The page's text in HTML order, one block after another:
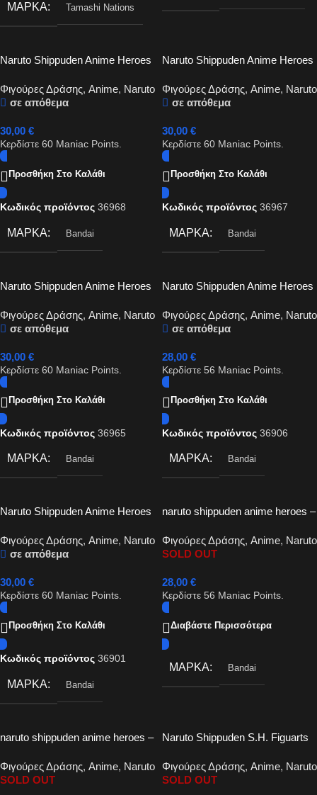
ΜΆΡΚΑ Tamashi Nations
Naruto Shippuden Anime Heroes
Φιγούρες Δράσης, Anime, Naruto
σε απόθεμα
30,00 €
Κερδίστε 60 Maniac Points.
Προσθήκη Στο Καλάθι
Κωδικός προϊόντος 36968
ΜΆΡΚΑ Bandai
Naruto Shippuden Anime Heroes
Figure
Φιγούρες Δράσης, Anime, Naruto
σε απόθεμα
30,00 €
Κερδίστε 60 Maniac Points.
Προσθήκη Στο Καλάθι
Κωδικός προϊόντος 36967
ΜΆΡΚΑ Bandai
Naruto Shippuden Anime Heroes
Φιγούρες Δράσης, Anime, Naruto
σε απόθεμα
30,00 €
Κερδίστε 60 Maniac Points.
Προσθήκη Στο Καλάθι
Κωδικός προϊόντος 36965
ΜΆΡΚΑ Bandai
Naruto Shippuden Anime Heroes
Φιγούρες Δράσης, Anime, Naruto
σε απόθεμα
28,00 €
Κερδίστε 56 Maniac Points.
Προσθήκη Στο Καλάθι
Κωδικός προϊόντος 36906
ΜΆΡΚΑ Bandai
Naruto Shippuden Anime Heroes
16cm
Φιγούρες Δράσης, Anime, Naruto
σε απόθεμα
30,00 €
Κερδίστε 60 Maniac Points.
Προσθήκη Στο Καλάθι
Κωδικός προϊόντος 36901
ΜΆΡΚΑ Bandai
naruto shippuden anime heroes –
paths action figure 17cm
Φιγούρες Δράσης, Anime, Naruto
SOLD OUT
28,00 €
Κερδίστε 56 Maniac Points.
Διαβάστε Περισσότερα
ΜΆΡΚΑ Bandai
naruto shippuden anime heroes –
figure 16cm
Φιγούρες Δράσης, Anime, Naruto
SOLD OUT
Naruto Shippuden S.H. Figuarts
Naruto OP99 Edition 15cm
Φιγούρες Δράσης, Anime, Naruto
SOLD OUT